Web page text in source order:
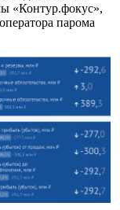
«Контур.фокус»,
парома